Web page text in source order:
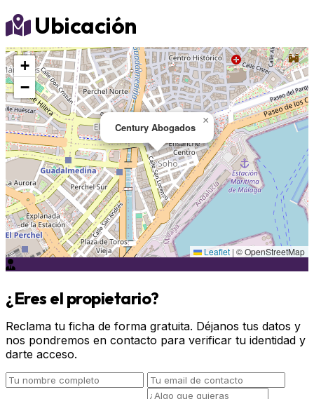
Ubicación
Century Abogados
×
+
−
Leaflet | © OpenStreetMap
¿Eres el propietario?
Reclama tu ficha de forma gratuita. Déjanos tus datos y
nos pondremos en contacto para verificar tu identidad y
darte acceso.